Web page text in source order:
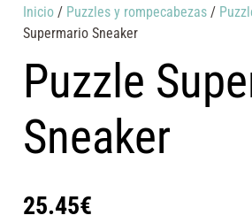
Inicio / Puzzles y rompecabezas /
Supermario Sneaker
Puzzle
Sneaker
25.45€